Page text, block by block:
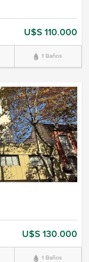
U$S 110.000
1 Baños
U$S 130.000
1 Baños